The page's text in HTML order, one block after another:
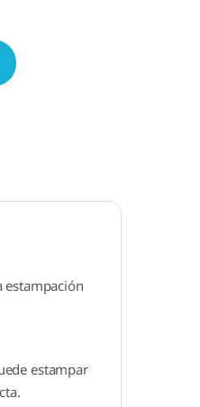
estampación
estampar